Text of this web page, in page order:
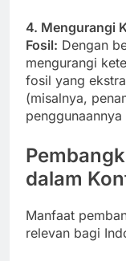
4. Mengurangi
Fosil: Dengan
mengurangi
fosil yang
(misalnya,
dalam
Manfaat
relevan bagi